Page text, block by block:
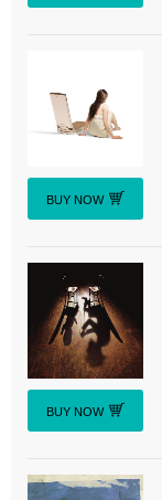
BUY NOW
BUY NOW